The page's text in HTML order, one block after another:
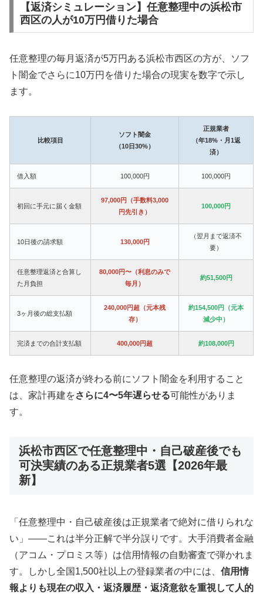
【返済シミュレーション】任意整理中の浜松市
西区の人が10万円借りた場合
任意整理の毎月返済が5万円ある浜松市西区の方が、ソフ
ト闇金でさらに10万円を借りた場合の現実を数字で示し
ます。
比較項目
ソフト闇金
（10日30%）
正規業者
（年18%・月1返
済）
借入額 100,000円 100,000円
初回に手元に届く金額
97,000円（手数料3,000
円先引き）
100,000円
10日後の請求額 130,000円
（翌月まで返済不
要）
任意整理返済と合算し
た月負担
80,000円〜（利息のみで
毎月）
約51,500円
3ヶ月後の総支払額
240,000円超（元本残
存）
約154,500円（元本
減少中）
完済までの合計支払額 400,000円超 約108,000円
任意整理の返済が終わる前にソフト闇金を利用すること
は、家計再建をさらに4〜5年遅らせる可能性がありま
す。
浜松市西区で任意整理中・自己破産後でも
可決実績のある正規業者5選【2026年最
新】
「任意整理中・自己破産後は正規業者で絶対に借りられな
い」——これは半分正解で半分誤りです。大手消費者金融
（アコム・プロミス等）は信用情報の自動審査で弾かれま
す。しかし全国1,500社以上の登録業者の中には、 信用情
報よりも現在の収入・返済履歴・返済意欲を重視して人的